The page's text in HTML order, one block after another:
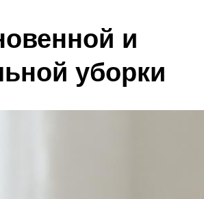
и
уборки